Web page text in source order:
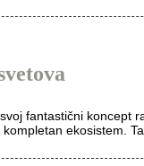
fantastični koncept
ekosistem.